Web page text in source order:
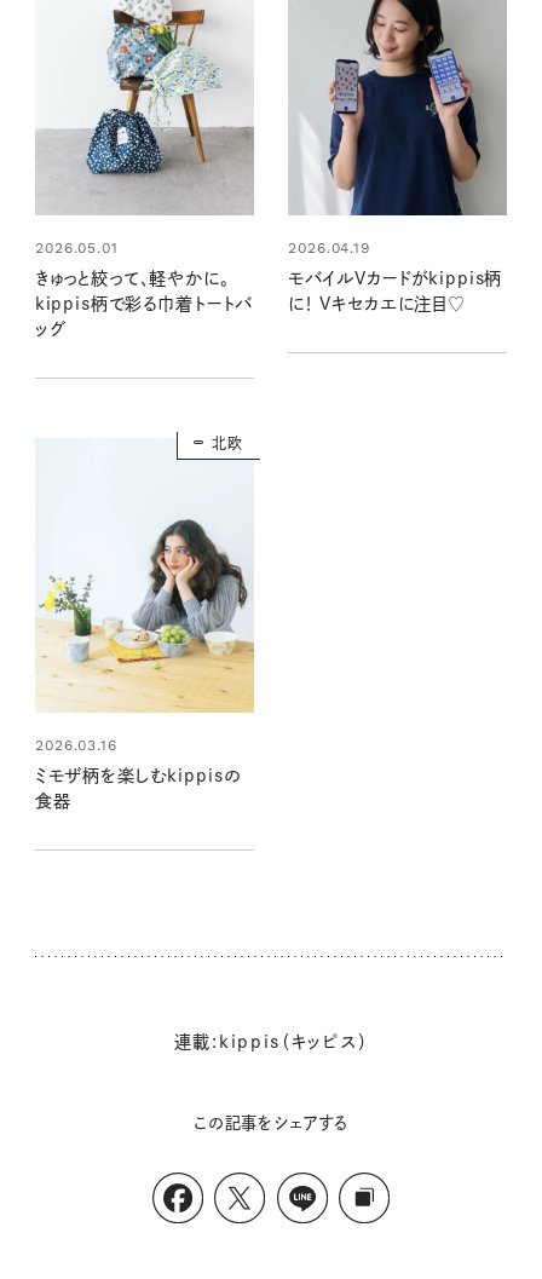
2026.05.01
きゅっと絞って、軽やかに。
kippis柄で彩る巾着トートバ
ッグ
2026.04.19
モバイルVカードがkippis柄
に！ Vキセカエに注目♡
北欧
2026.03.16
ミモザ柄を楽しむkippisの
食器
連載:kippis（キッピス）
この記事をシェアする